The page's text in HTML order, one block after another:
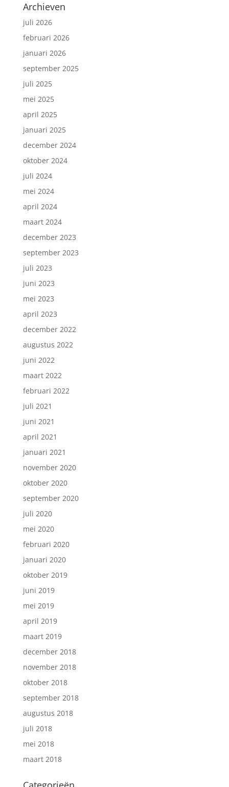
Archieven
juli 2026
februari 2026
januari 2026
september 2025
juli 2025
mei 2025
april 2025
januari 2025
december 2024
oktober 2024
juli 2024
mei 2024
april 2024
maart 2024
december 2023
september 2023
juli 2023
juni 2023
mei 2023
april 2023
december 2022
augustus 2022
juni 2022
maart 2022
februari 2022
juli 2021
juni 2021
april 2021
januari 2021
november 2020
oktober 2020
september 2020
juli 2020
mei 2020
februari 2020
januari 2020
oktober 2019
juni 2019
mei 2019
april 2019
maart 2019
december 2018
november 2018
oktober 2018
september 2018
augustus 2018
juli 2018
mei 2018
maart 2018